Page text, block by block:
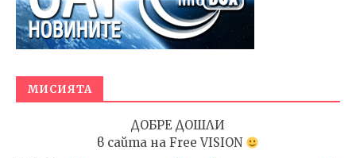
МИСИЯТА
ДОБРЕ ДОШЛИ
в сайта на Free VISION